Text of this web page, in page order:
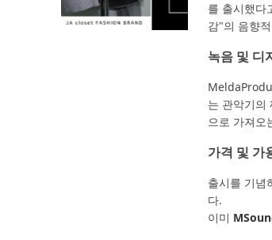
를 출시했다
감"의 음향
녹음 및 디
는 관악기의
으로 가져오
가격 및 가
출시를 기념
다.
이미